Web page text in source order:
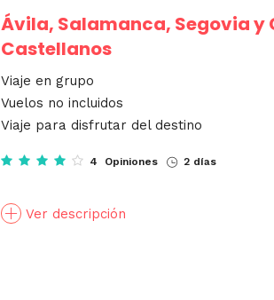
Ávila, Salamanca, Segovia y
Castellanos
Viaje en grupo
Vuelos no incluidos
Viaje para disfrutar del destino
4 Opiniones 2 días
Ver descripción